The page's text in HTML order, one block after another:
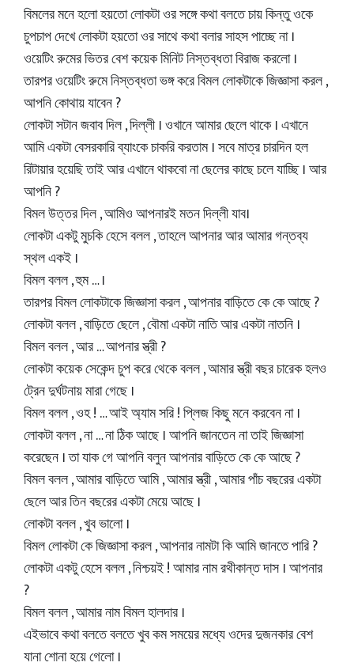
বিমলের মনে হলো হয়তো লোকটা ওর সঙ্গে কথা বলতে চায় কিন্তু ওকে
চুপচাপ দেখে লোকটা হয়তো ওর সাথে কথা বলার সাহস পাচ্ছে না ।
ওয়েটিং রুমের ভিতর বেশ কয়েক মিনিট নিস্তব্ধতা বিরাজ করলো ।
তারপর ওয়েটিং রুমে নিস্তব্ধতা ভঙ্গ করে বিমল লোকটাকে জিজ্ঞাসা করল ,
আপনি কোথায় যাবেন ?
লোকটা সটান জবাব দিল , দিল্লী । ওখানে আমার ছেলে থাকে । এখানে
আমি একটা বেসরকারি ব্যাংকে চাকরি করতাম । সবে মাত্র চারদিন হল
রিটায়ার হয়েছি তাই আর এখানে থাকবো না ছেলের কাছে চলে যাচ্ছি । আর
আপনি ?
বিমল উত্তর দিল , আমিও আপনারই মতন দিল্লী যাব।
লোকটা একটু মুচকি হেসে বলল , তাহলে আপনার আর আমার গন্তব্য
স্থল একই ।
বিমল বলল , হুম … ।
তারপর বিমল লোকটাকে জিজ্ঞাসা করল , আপনার বাড়িতে কে কে আছে ?
লোকটা বলল , বাড়িতে ছেলে , বৌমা একটা নাতি আর একটা নাতনি ।
বিমল বলল , আর … আপনার স্ত্রী ?
লোকটা কয়েক সেকেন্দ চুপ করে থেকে বলল , আমার স্ত্রী বছর চারেক হলও
ট্রেন দুর্ঘটনায় মারা গেছে ।
বিমল বলল , ওহ ! … আই অ্যাম সরি ! প্লিজ কিছু মনে করবেন না ।
লোকটা বলল , না … না ঠিক আছে । আপনি জানতেন না তাই জিজ্ঞাসা
করেছেন । তা যাক গে আপনি বলুন আপনার বাড়িতে কে কে আছে ?
বিমল বলল , আমার বাড়িতে আমি , আমার স্ত্রী , আমার পাঁচ বছরের একটা
ছেলে আর তিন বছরের একটা মেয়ে আছে ।
লোকটা বলল , খুব ভালো ।
বিমল লোকটা কে জিজ্ঞাসা করল , আপনার নামটা কি আমি জানতে পারি ?
লোকটা একটু হেসে বলল , নিশ্চয়ই ! আমার নাম রথীকান্ত দাস । আপনার
?
বিমল বলল , আমার নাম বিমল হালদার ।
এইভাবে কথা বলতে বলতে খুব কম সময়ের মধ্যে ওদের দুজনকার বেশ
যানা শোনা হয়ে গেলো ।